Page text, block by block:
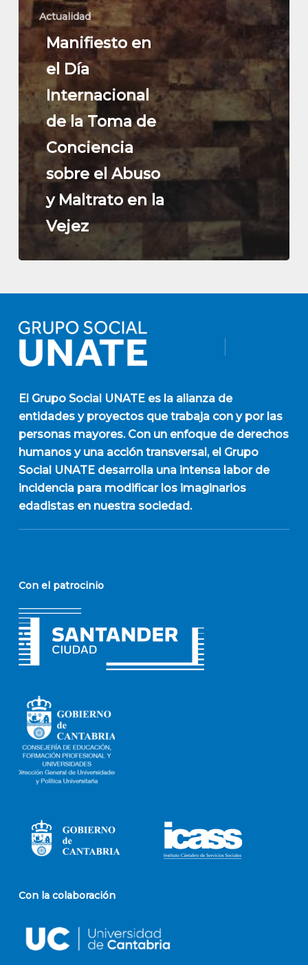
Actualidad
Manifiesto en
el Día
Internacional
de la Toma de
Conciencia
sobre el Abuso
y Maltrato en la
Vejez
El Grupo Social UNATEes la alianza de
entidades y proyectos que trabaja con y por las
personas mayores. Con un enfoque de derechos
humanos y una acción transversal, el Grupo
Social UNATE desarrolla una intensa labor de
incidencia para modificar los imaginarios
edadistas en nuestra sociedad.
Con el patrocinio
Con la colaboración